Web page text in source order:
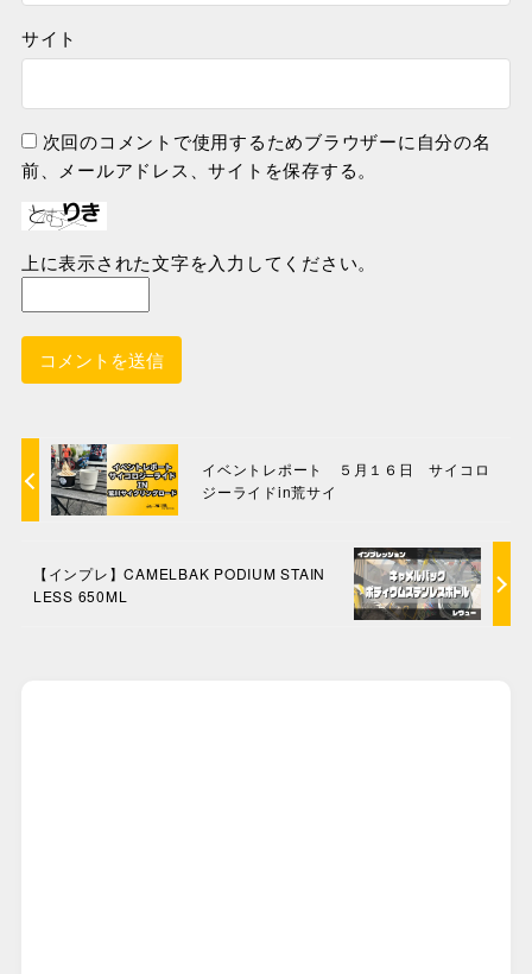
サイト
次回のコメントで使用するためブラウザーに自分の名
前、メールアドレス、サイトを保存する。
上に表示された文字を入力してください。
イベントレポート ５月１６日 サイコロ
ジーライドin荒サイ
【インプレ】CAMELBAK PODIUM STAIN
LESS 650ML